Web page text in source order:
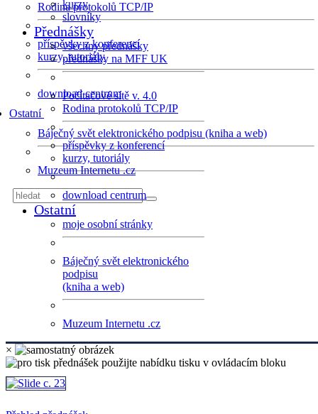
Rodina protokolů TCP/IP
příspěvky z konferencí
kurzy, tutoriály
download centrum
Ostatní
Báječný svět elektronického podpisu (kniha a web)
Muzeum Internetu .cz
kurzy
slovníky
Přednášky
všechny přednášky
přednášky na MFF UK
Počítačové sítě v. 4.0
Rodina protokolů TCP/IP
příspěvky z konferencí
kurzy, tutoriály
download centrum
Ostatní
moje osobní stránky
Báječný svět elektronického
podpisu
(kniha a web)
Muzeum Internetu .cz
×